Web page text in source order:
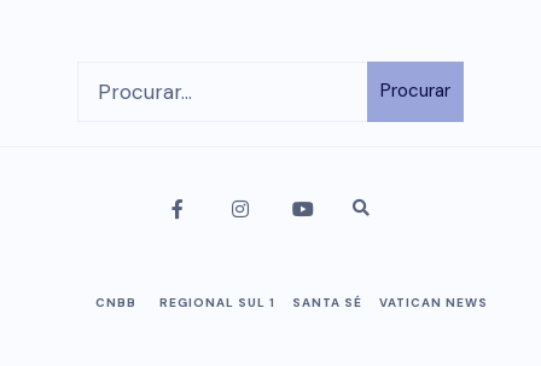
Procurar
CNBB REGIONAL SUL 1 SANTA SÉ VATICAN NEWS